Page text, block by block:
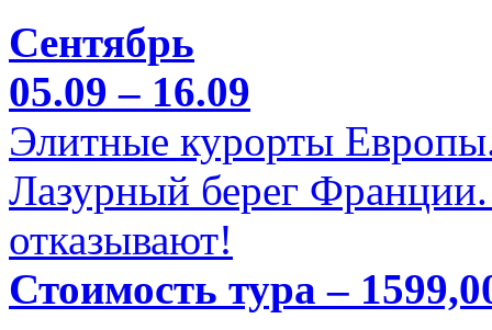
Сентябрь
05.09 – 16.09
Элитные курорты
Лазурный берег
отказывают!
Стоимость тура –